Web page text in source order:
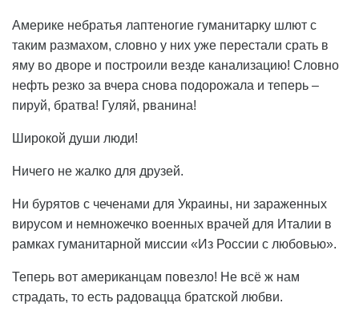
Америке небратья лаптеногие гуманитарку шлют с
таким размахом, словно у них уже перестали срать в
яму во дворе и построили везде канализацию! Словно
нефть резко за вчера снова подорожала и теперь –
пируй, братва! Гуляй, рванина!
Широкой души люди!
Ничего не жалко для друзей.
Ни бурятов с чеченами для Украины, ни зараженных
вирусом и немножечко военных врачей для Италии в
рамках гуманитарной миссии «Из России с любовью».
Теперь вот американцам повезло! Не всё ж нам
страдать, то есть радовацца братской любви.